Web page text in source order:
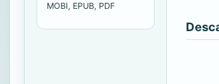
MOBI, EPUB, PDF